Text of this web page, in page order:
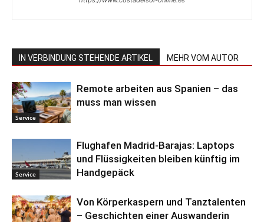
IN VERBINDUNG STEHENDE ARTIKEL MEHR VOM AUTOR
Service
Remote arbeiten aus Spanien – das
muss man wissen
Service
Flughafen Madrid-Barajas: Laptops
und Flüssigkeiten bleiben künftig im
Handgepäck
Von Körperkaspern und Tanztalenten
– Geschichten einer Auswanderin